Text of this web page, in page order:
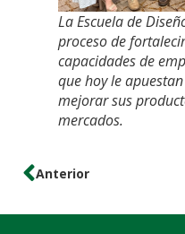
La Escuela de
proceso de
capacidades de
que hoy le
mejorar sus
mercados.
Anterior